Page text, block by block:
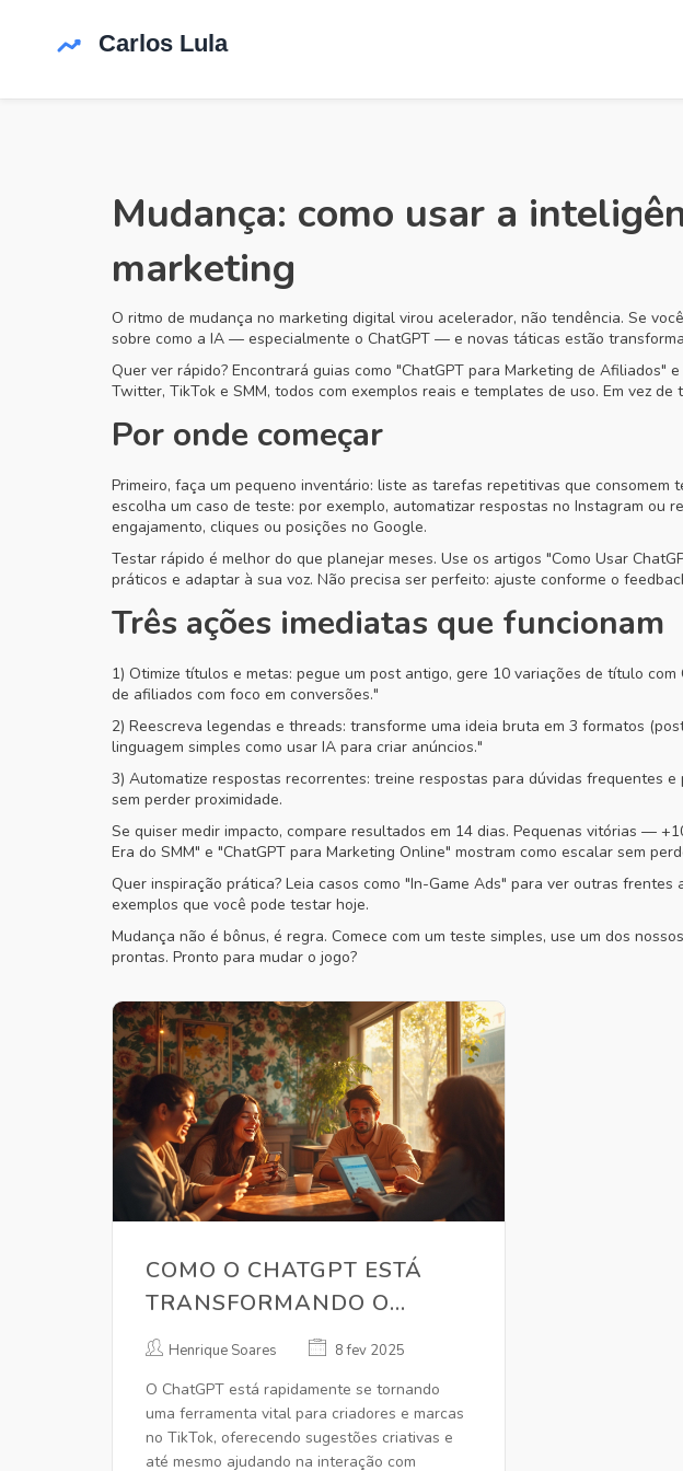
Mudança: como usar a
marketing
O ritmo de mudança no marketing digital virou acelerador, não tendência. Se
sobre como a IA — especialmente o ChatGPT — e novas táticas estão
Quer ver rápido? Encontrará guias como "ChatGPT para Marketing de Afiliados"
Twitter, TikTok e SMM, todos com exemplos reais e templates de uso. Em vez
Por onde começar
Primeiro, faça um pequeno inventário: liste as tarefas repetitivas que
escolha um caso de teste: por exemplo, automatizar respostas no Instagram ou
engajamento, cliques ou posições no Google.
Testar rápido é melhor do que planejar meses. Use os artigos "Como Usar
práticos e adaptar à sua voz. Não precisa ser perfeito: ajuste conforme o
Três ações imediatas que funcionam
1) Otimize títulos e metas: pegue um post antigo, gere 10 variações de título
de afiliados com foco em conversões."
2) Reescreva legendas e threads: transforme uma ideia bruta em 3 formatos
linguagem simples como usar IA para criar anúncios."
3) Automatize respostas recorrentes: treine respostas para dúvidas frequentes
sem perder proximidade.
Se quiser medir impacto, compare resultados em 14 dias. Pequenas vitórias —
Era do SMM" e "ChatGPT para Marketing Online" mostram como escalar sem
Quer inspiração prática? Leia casos como "In-Game Ads" para ver outras
exemplos que você pode testar hoje.
Mudança não é bônus, é regra. Comece com um teste simples, use um dos
prontas. Pronto para mudar o jogo?
COMO O CHATGPT ESTÁ
TRANSFORMANDO O
CENÁRIO DO TIKTOK
Henrique Soares 8 fev 2025
O ChatGPT está rapidamente se tornando
uma ferramenta vital para criadores e marcas
no TikTok, oferecendo sugestões criativas e
até mesmo ajudando na interação com